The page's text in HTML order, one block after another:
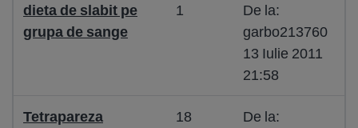
dieta de slabit pe
grupa de sange
1
De la:
garbo213760
13 Iulie 2011
21:58
Tetrapareza
18
De la: